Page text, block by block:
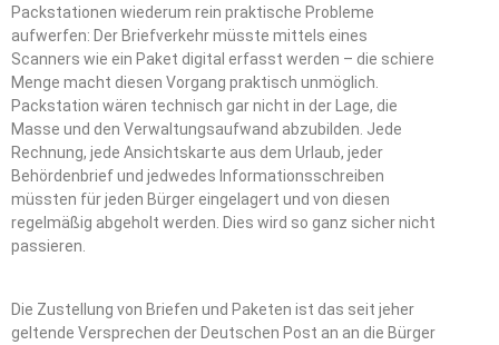
Packstationen wiederum rein praktische Probleme
aufwerfen: Der Briefverkehr müsste mittels eines
Scanners wie ein Paket digital erfasst werden – die schiere
Menge macht diesen Vorgang praktisch unmöglich.
Packstation wären technisch gar nicht in der Lage, die
Masse und den Verwaltungsaufwand abzubilden. Jede
Rechnung, jede Ansichtskarte aus dem Urlaub, jeder
Behördenbrief und jedwedes Informationsschreiben
müssten für jeden Bürger eingelagert und von diesen
regelmäßig abgeholt werden. Dies wird so ganz sicher nicht
passieren.
Die Zustellung von Briefen und Paketen ist das seit jeher
geltende Versprechen der Deutschen Post an an die Bürger